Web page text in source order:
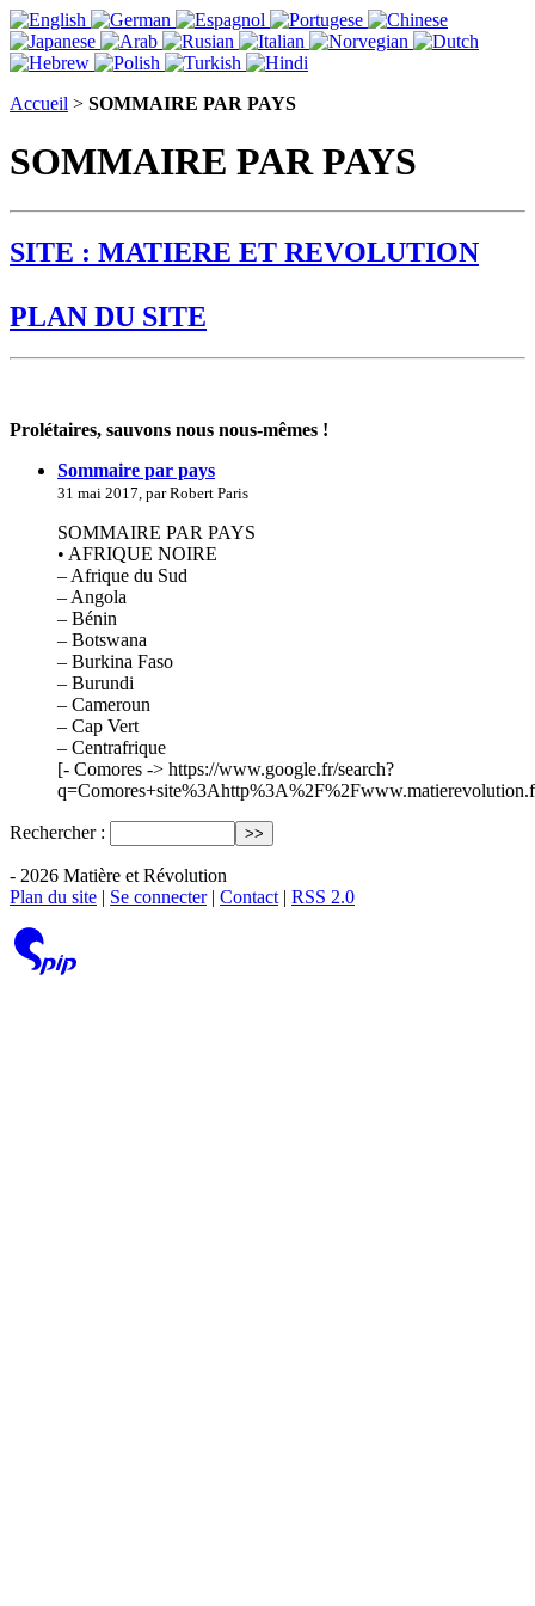
Accueil > SOMMAIRE PAR PAYS
SOMMAIRE PAR PAYS
SITE : MATIERE ET REVOLUTION
PLAN DU SITE
Prolétaires, sauvons nous nous-mêmes !
Sommaire par pays
31 mai 2017, par Robert Paris
SOMMAIRE PAR PAYS
• AFRIQUE NOIRE
– Afrique du Sud
– Angola
– Bénin
– Botswana
– Burkina Faso
– Burundi
– Cameroun
– Cap Vert
– Centrafrique
[- Comores -> https://www.google.fr/search?
Rechercher :
- 2026 Matière et Révolution
Plan du site | Se connecter| Contact | RSS 2.0